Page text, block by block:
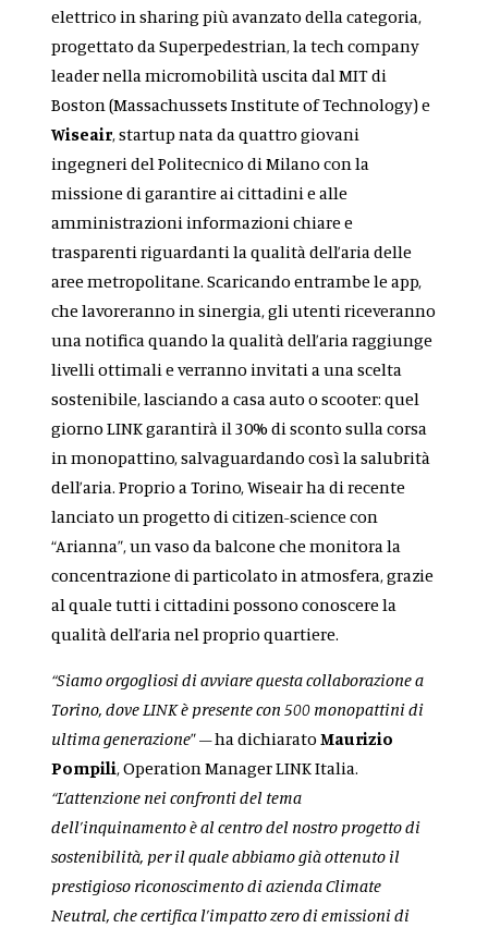
elettrico in sharing più avanzato della categoria,
progettato da Superpedestrian, la tech company
leader nella micromobilità uscita dal MIT di
Boston (Massachussets Institute of Technology) e
Wiseair, startup nata da quattro giovani
ingegneri del Politecnico di Milano con la
missione di garantire ai cittadini e alle
amministrazioni informazioni chiare e
trasparenti riguardanti la qualità dell’aria delle
aree metropolitane. Scaricando entrambe le app,
che lavoreranno in sinergia, gli utenti riceveranno
una notifica quando la qualità dell’aria raggiunge
livelli ottimali e verranno invitati a una scelta
sostenibile, lasciando a casa auto o scooter: quel
giorno LINK garantirà il 30% di sconto sulla corsa
in monopattino, salvaguardando così la salubrità
dell’aria. Proprio a Torino, Wiseair ha di recente
lanciato un progetto di citizen-science con
“Arianna”, un vaso da balcone che monitora la
concentrazione di particolato in atmosfera, grazie
al quale tutti i cittadini possono conoscere la
qualità dell’aria nel proprio quartiere.
“Siamo orgogliosi di avviare questa collaborazione a
Torino, dove LINK è presente con 500 monopattini di
ultima generazione” – ha dichiaratoMaurizio
Pompili, Operation Manager LINK Italia.
“L’attenzione nei confronti del tema
dell’inquinamento è al centro del nostro progetto di
sostenibilità, per il quale abbiamo già ottenuto il
prestigioso riconoscimento di azienda Climate
Neutral, che certifica l’impatto zero di emissioni di